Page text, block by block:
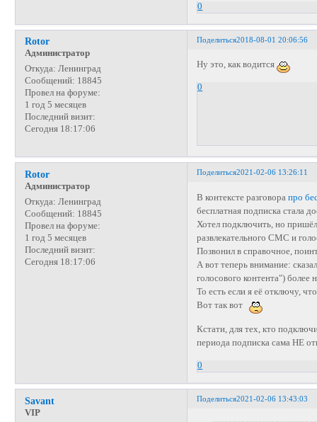
0
Поделиться2018-08-01 20:06:56
Rotor
Администратор
Откуда: Ленинград
Сообщений: 18845
Провел на форуме:
1 год 5 месяцев
Последний визит:
Сегодня 18:17:06
Ну это, как водится
0
Поделиться2021-02-06 13:26:11
Rotor
Администратор
Откуда: Ленинград
Сообщений: 18845
Провел на форуме:
1 год 5 месяцев
Последний визит:
Сегодня 18:17:06
В контексте разговорапро
бесплатная подписка стала
Хотел подключить, но
развлекательного СМС и
Позвонил в справочное,
А вот теперь внимание:
голосового контента")
То есть если я её отключу,
Вот так вот
Кстати, для тех, кто
периода подписка сама НЕ
0
Поделиться2021-02-06 13:43:03
Savant
VIP